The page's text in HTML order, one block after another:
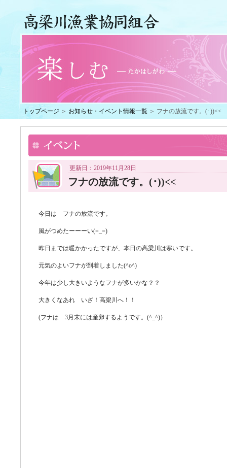
トップページ ＞ お知らせ・イベント情報一覧 ＞ フナの放流です。(･))<<
更新日：2019年11月28日
フナの放流です。(･))<<
今日は フナの放流です。
風がつめたーーーい(=_=)
昨日までは暖かかったですが、本日の高梁川は寒いです。
元気のよいフナが到着しました(^o^)
今年は少し大きいようなフナが多いかな？？
大きくなあれ いざ！高梁川へ！！
(フナは 3月末には産卵するようです。(^_^)）